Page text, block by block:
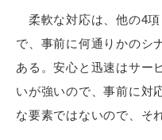
柔軟な対応は、他の4
で、事前に何通りかのシ
ある。安心と迅速はサー
いが強いので、事前に対
な要素ではないので、そ